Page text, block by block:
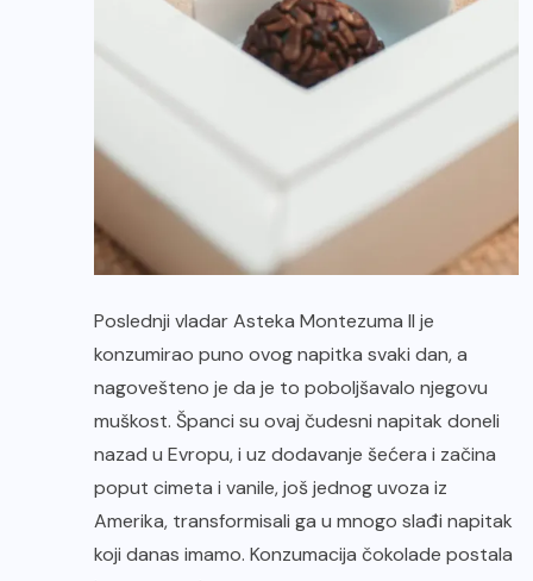
Poslednji vladar Asteka Montezuma II je
konzumirao puno ovog napitka svaki dan, a
nagovešteno je da je to poboljšavalo njegovu
muškost. Španci su ovaj čudesni napitak doneli
nazad u Evropu, i uz dodavanje šećera i začina
poput cimeta i vanile, još jednog uvoza iz
Amerika, transformisali ga u mnogo slađi napitak
koji danas imamo. Konzumacija čokolade postala